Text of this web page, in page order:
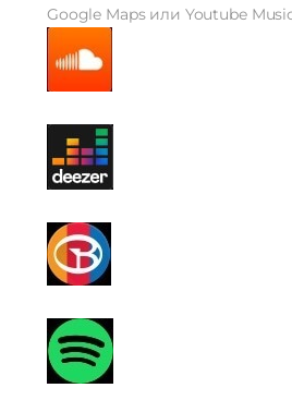
Google Maps или Youtube